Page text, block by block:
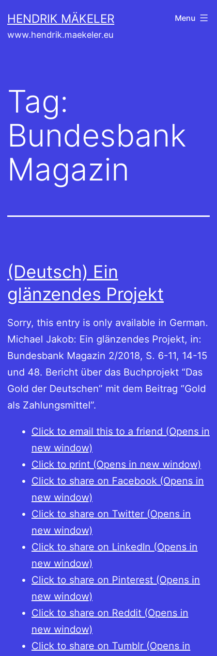
to
content
HENDRIK MÄKELER
www.hendrik.maekeler.eu
Menu
Tag:
Bundesbank
Magazin
(Deutsch) Ein
glänzendes Projekt
Sorry, this entry is only available in German.
Michael Jakob: Ein glänzendes Projekt, in:
Bundesbank Magazin 2/2018, S. 6-11, 14-15
und 48. Bericht über das Buchprojekt “Das
Gold der Deutschen” mit dem Beitrag “Gold
als Zahlungsmittel”.
Click to email this to a friend (Opens in
new window)
Click to print (Opens in new window)
Click to share on Facebook (Opens in
new window)
Click to share on Twitter (Opens in
new window)
Click to share on LinkedIn (Opens in
new window)
Click to share on Pinterest (Opens in
new window)
Click to share on Reddit (Opens in
new window)
Click to share on Tumblr (Opens in